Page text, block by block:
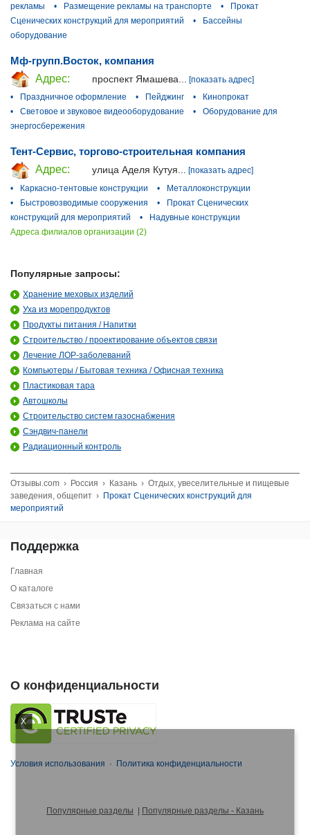
X
рекламы
• Размещение рекламы на транспорте •
Прокат
Сценических конструкций для мероприятий
•
Бассейны
оборудование
Мф-групп.Восток, компания
Адрес:
проспект Ямашева...
[показать адрес]
•
Праздничное оформление • Пейджинг •
Кинопрокат
•
Световое и звуковое видеооборудование •
Оборудование для
энергосбережения
Тент-Сервис, торгово-строительная компания
Адрес:
улица Аделя Кутуя... [показать адрес]
•
Каркасно-тентовые конструкции •
Металлоконструкции
•
Быстровозводимые сооружения •
Прокат Сценических
конструкций для мероприятий
•
Надувные конструкции
Адреса филиалов организации (2)
Популярные запросы:
Хранение меховых изделий
Уха из морепродуктов
Продукты питания / Напитки
Строительство / проектирование объектов связи
Лечение ЛОР-заболеваний
Компьютеры / Бытовая техника / Офисная техника
Пластиковая тара
Автошколы
Строительство систем газоснабжения
Сэндвич-панели
Радиационный контроль
Отзывы.com › Россия › Казань › Отдых, увеселительные и пищевые
заведения, общепит › Прокат Сценических конструкций для
мероприятий
Поддержка
Главная
О каталоге
Связаться с нами
Реклама на сайте
О конфиденциальности
Условия использования · Политика конфиденциальности
Популярные разделы Популярные разделы - Казань